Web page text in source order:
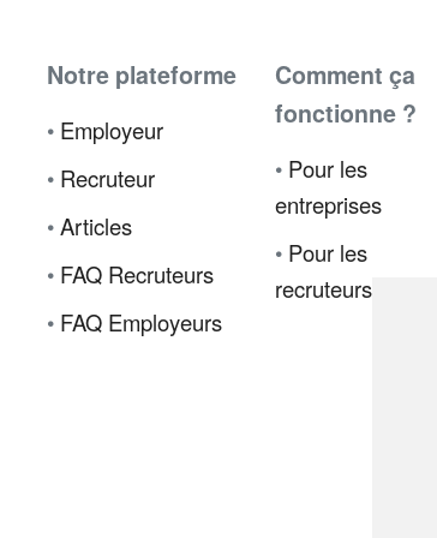
Notre plateforme
• Employeur
• Recruteur
•Articles
• FAQ Recruteurs
• FAQ Employeurs
Comment ça
fonctionne ?
• Pour les
entreprises
• Pour les
recruteurs